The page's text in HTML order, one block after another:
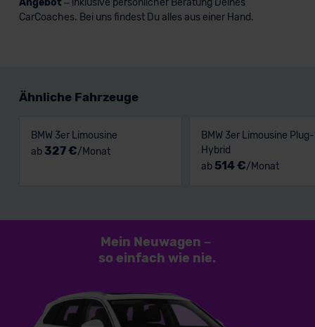
Angebot – inklusive persönlicher Beratung Deines
CarCoaches. Bei uns findest Du alles aus einer Hand.
Ähnliche Fahrzeuge
BMW 3er Limousine
ab 327 €/Monat
BMW 3er Limousine
Hybrid
ab 514 €/Monat
Mein Neuwagen –
so einfach wie nie.